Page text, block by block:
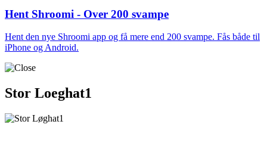
Hent Shroomi - Over 200 svampe
Hent den nye Shroomi app og få mere end 200 svampe. Fås både til
iPhone og Android.
Stor Loeghat1